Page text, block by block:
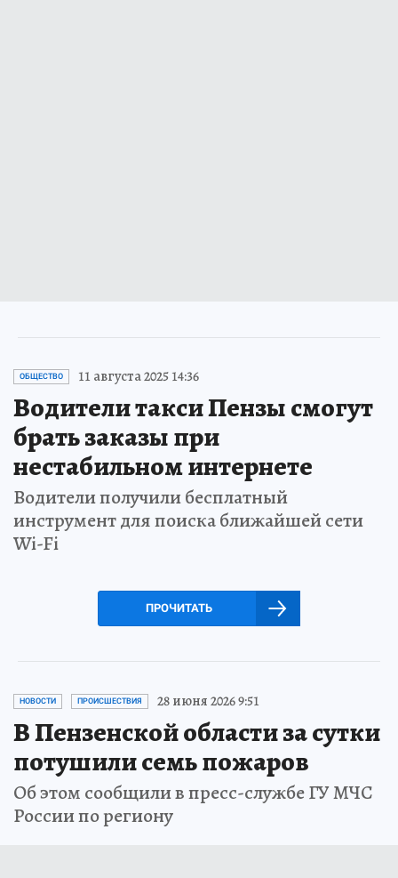
ОБЩЕСТВО 11 августа 2025 14:36
Водители такси Пензы смогут
брать заказы при
нестабильном интернете
Водители получили бесплатный
инструмент для поиска ближайшей сети
Wi-Fi
ПРОЧИТАТЬ
НОВОСТИ ПРОИСШЕСТВИЯ 28 июня 2026 9:51
В Пензенской области за сутки
потушили семь пожаров
Об этом сообщили в пресс-службе ГУ МЧС
России по региону